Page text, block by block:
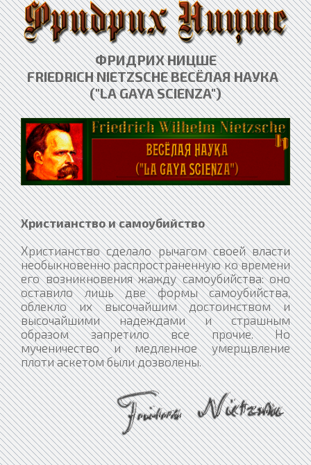
ФРИДРИХ НИЦШЕ
FRIEDRICH NIETZSCHE ВЕСЁЛАЯ НАУКА
("LA GAYA SCIENZA")
Христианство и самоубийство
Христианство сделало рычагом своей власти
необыкновенно распространенную ко времени
его возникновения жажду самоубийства: оно
оставило лишь две формы самоубийства,
облекло их высочайшим достоинством и
высочайшими надеждами и страшным
образом запретило все прочие. Но
мученичество и медленное умерщвление
плоти аскетом были дозволены.